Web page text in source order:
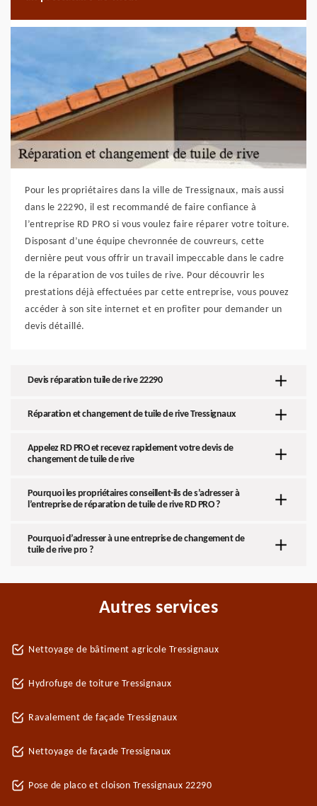
Pour les propriétaires dans la ville de Tressignaux, mais aussi
dans le 22290, il est recommandé de faire confiance à
l’entreprise RD PRO si vous voulez faire réparer votre toiture.
Disposant d’une équipe chevronnée de couvreurs, cette
dernière peut vous offrir un travail impeccable dans le cadre
de la réparation de vos tuiles de rive. Pour découvrir les
prestations déjà effectuées par cette entreprise, vous pouvez
accéder à son site internet et en profiter pour demander un
devis détaillé.
Devis réparation tuile de rive 22290
Réparation et changement de tuile de rive Tressignaux
Appelez RD PRO et recevez rapidement votre devis de
changement de tuile de rive
Pourquoi les propriétaires conseillent-ils de s’adresser à
l’entreprise de réparation de tuile de rive RD PRO ?
Pourquoi d’adresser à une entreprise de changement de
tuile de rive pro ?
Autres services
Nettoyage de bâtiment agricole Tressignaux
Hydrofuge de toiture Tressignaux
Ravalement de façade Tressignaux
Nettoyage de façade Tressignaux
Pose de placo et cloison Tressignaux 22290